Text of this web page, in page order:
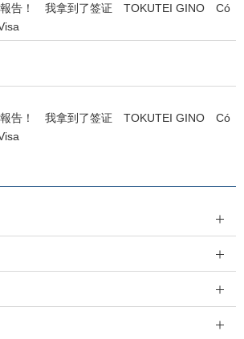
報告！ 我拿到了签证 TOKUTEI GINO Có
報告！ 我拿到了签证 TOKUTEI GINO Có